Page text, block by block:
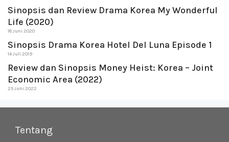
Sinopsis dan Review Drama Korea My Wonderful
Life (2020)
18 Juni 2020
Sinopsis Drama Korea Hotel Del Luna Episode 1
14 Juli 2019
Review dan Sinopsis Money Heist: Korea – Joint
Economic Area (2022)
25 Juni 2022
Tentang